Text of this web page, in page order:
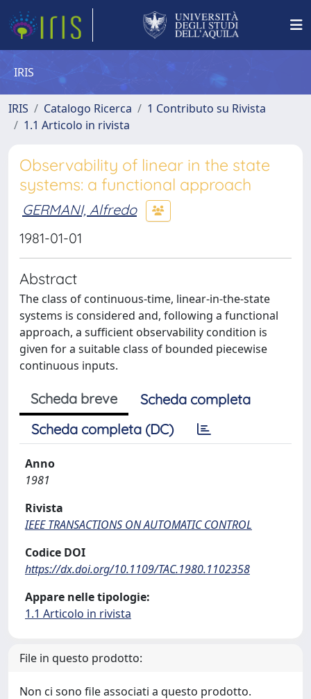
IRIS
IRIS Catalogo Ricerca
1 Contributo su Rivista
1.1 Articolo in rivista
Observability of linear in the state
systems: a functional approach
GERMANI, Alfredo
1981-01-01
Abstract
The class of continuous-time, linear-in-the-state
systems is considered and, following a functional
approach, a sufficient observability condition is
given for a suitable class of bounded piecewise
continuous inputs.
Scheda breve
Scheda completa
Scheda completa (DC)
Anno
1981
Rivista
IEEE TRANSACTIONS ON AUTOMATIC CONTROL
Codice DOI
https://dx.doi.org/10.1109/TAC.1980.1102358
Appare nelle tipologie:
1.1 Articolo in rivista
File in questo prodotto:
Non ci sono file associati a questo prodotto.